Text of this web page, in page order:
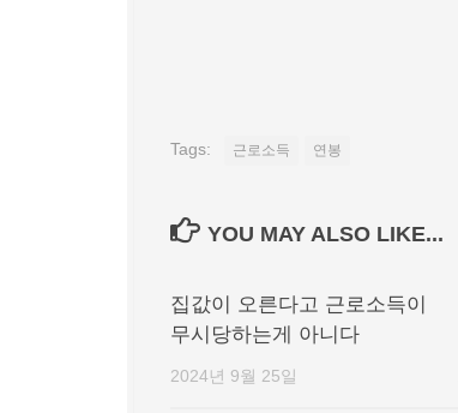
Tags: 근로소득 연봉
YOU MAY ALSO LIKE...
집값이 오른다고 근로소득이
무시당하는게 아니다
2024년 9월 25일